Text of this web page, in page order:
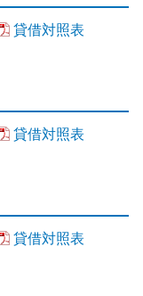
貸借対照表
貸借対照表
貸借対照表